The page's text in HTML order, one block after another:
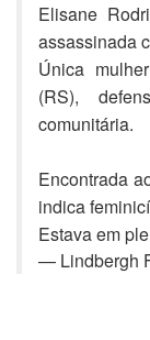
Elisane
assassinada
Única
(RS),
comunitária.
Encontrada
indica
Estava em
— Lindbergh